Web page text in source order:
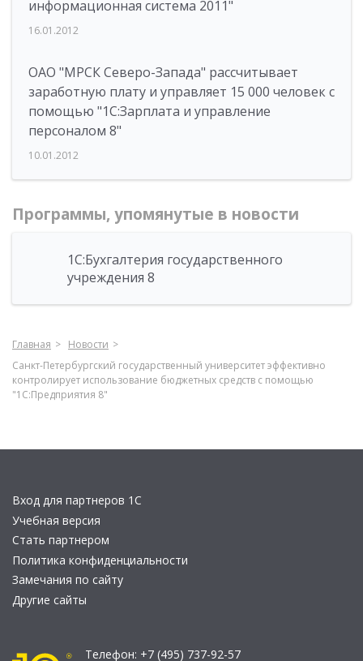
информационная система 2011"
16.01.2012
ОАО "МРСК Северо-Запада" рассчитывает
заработную плату и управляет 15 000 человек с
помощью "1С:Зарплата и управление
персоналом 8"
10.01.2012
Программы, упомянутые в новости
1С:Бухгалтерия государственного
учреждения 8
Главная
Новости
Санкт-Петербургский государственный университет эффективно
контролирует использование бюджетных средств с помощью
"1С:Предприятия 8"
Вход для партнеров 1С
Учебная версия
Стать партнером
Политика конфиденциальности
Замечания по сайту
Другие сайты
Телефон: +7 (495) 737-92-57